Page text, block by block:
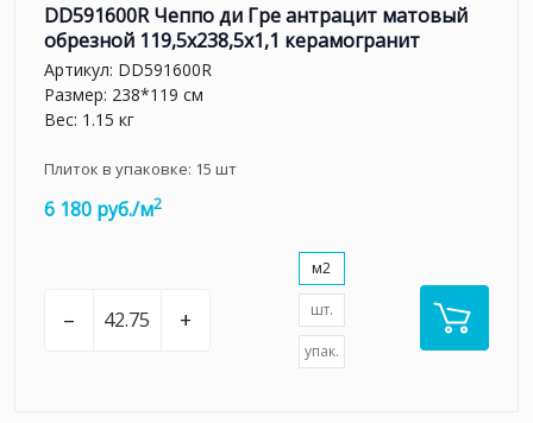
DD591600R Чеппо ди Гре антрацит матовый
обрезной 119,5x238,5x1,1 керамогранит
Артикул: DD591600R
Размер: 238*119 см
Вес: 1.15 кг
Плиток в упаковке: 15 шт
6 180 руб./м2
– +
м2
шт.
упак.